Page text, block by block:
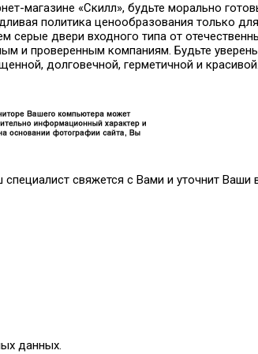
магазине «Скилл», будьте морально
политика ценообразования только
серые двери входного типа от
и проверенным компаниям. Будьте
долговечной, герметичной и красивой.
свяжется с Вами и уточнит Ваши
данных.